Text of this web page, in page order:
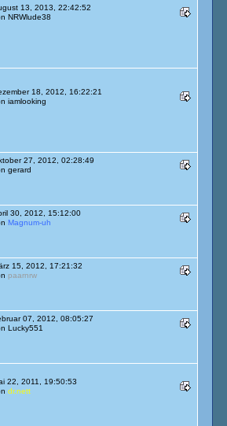
13, 2013, 22:42:52
NRWlude38
18, 2012, 16:22:21
iamlooking
27, 2012, 02:28:49
gerard
30, 2012, 15:12:00
Magnum-uh
15, 2012, 17:21:32
paarnrw
07, 2012, 08:05:27
Lucky551
22, 2011, 19:50:53
dr.nett